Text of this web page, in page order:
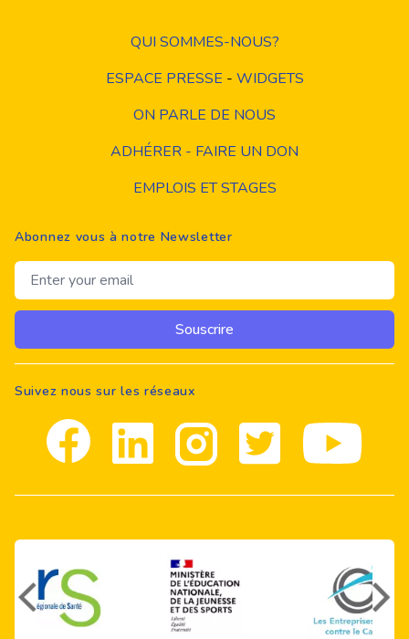
QUI SOMMES-NOUS?
ESPACE PRESSE - WIDGETS
ON PARLE DE NOUS
ADHÉRER - FAIRE UN DON
EMPLOIS ET STAGES
Abonnez vous à notre Newsletter
Email address
Souscrire
Suivez nous sur les réseaux
Facebook Linkedin Instagram Twitter youtube